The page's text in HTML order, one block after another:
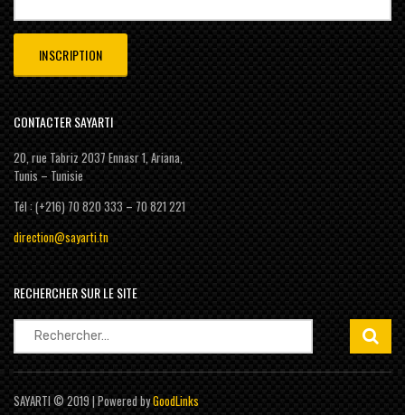
CONTACTER SAYARTI
20, rue Tabriz 2037 Ennasr 1, Ariana,
Tunis – Tunisie
Tél : (+216) 70 820 333 – 70 821 221
direction@sayarti.tn
RECHERCHER SUR LE SITE
Rechercher :
SAYARTI © 2019 | Powered byGoodLinks